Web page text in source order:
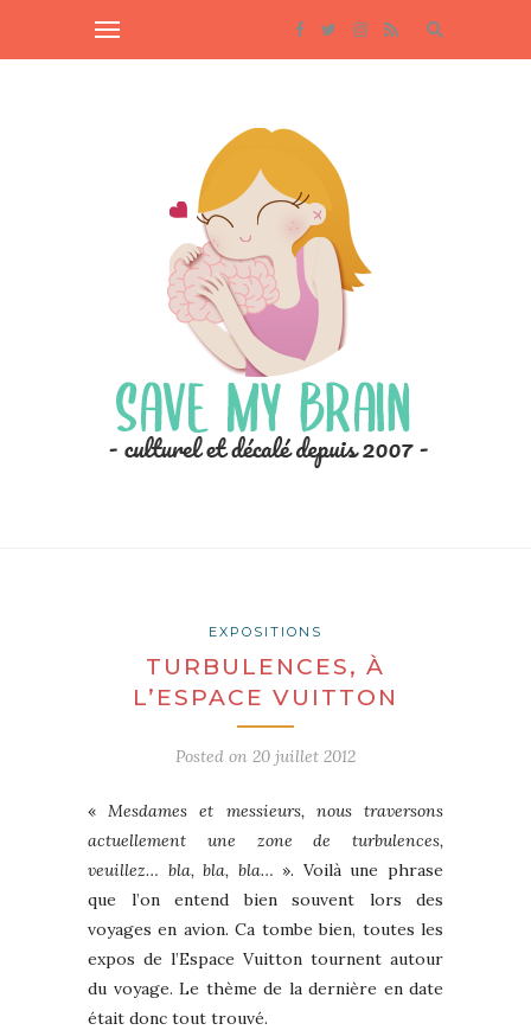
EXPOSITIONS
TURBULENCES, À
L’ESPACE VUITTON
Posted on 20 juillet 2012
«Mesdames et messieurs, nous traversons
actuellement une zone de turbulences,
veuillez… bla, bla, bla… ». Voilà une phrase
que l’on entend bien souvent lors des
voyages en avion. Ca tombe bien, toutes les
expos de l’Espace Vuitton tournent autour
du voyage. Le thème de la dernière en date
était donc tout trouvé.